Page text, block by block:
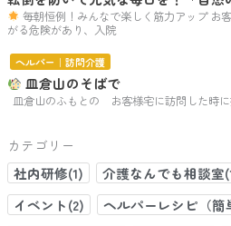
毎朝恒例！みんなで楽しく筋力アップ お
がる危険があり、入院
ヘルパー｜訪問介護
皿倉山のそばで
皿倉山のふもとの お客様宅に訪問した時に
カテゴリー
社内研修(1)
介護なんでも相談室
イベント(2)
ヘルパーレシピ（簡